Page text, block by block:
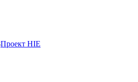
Проект HIE